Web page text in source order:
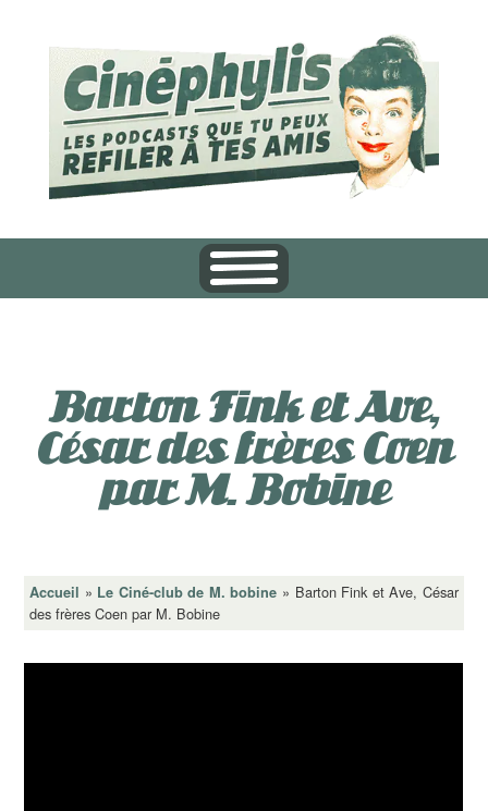
Barton Fink et Ave,
César des frères Coen
par M. Bobine
Accueil » Le Ciné-club de M. bobine » Barton Fink et Ave, César
des frères Coen par M. Bobine